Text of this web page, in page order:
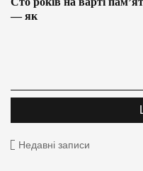
— як
Недавні записи